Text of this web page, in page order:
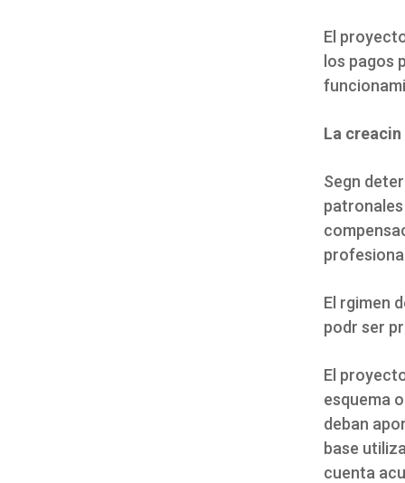
El
los pagos
La
Segn
El rgimen
podr ser
El
esquema
deban
base
cuenta